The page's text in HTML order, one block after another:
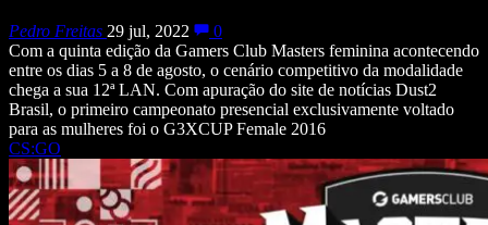
Pedro Freitas 29 jul, 2022
0
Com a quinta edição da Gamers Club Masters feminina acontecendo
entre os dias 5 a 8 de agosto, o cenário competitivo da modalidade
chega a sua 12ª LAN. Com apuração do site de notícias Dust2
Brasil, o primeiro campeonato presencial exclusivamente voltado
para as mulheres foi o G3XCUP Female 2016
CS:GO